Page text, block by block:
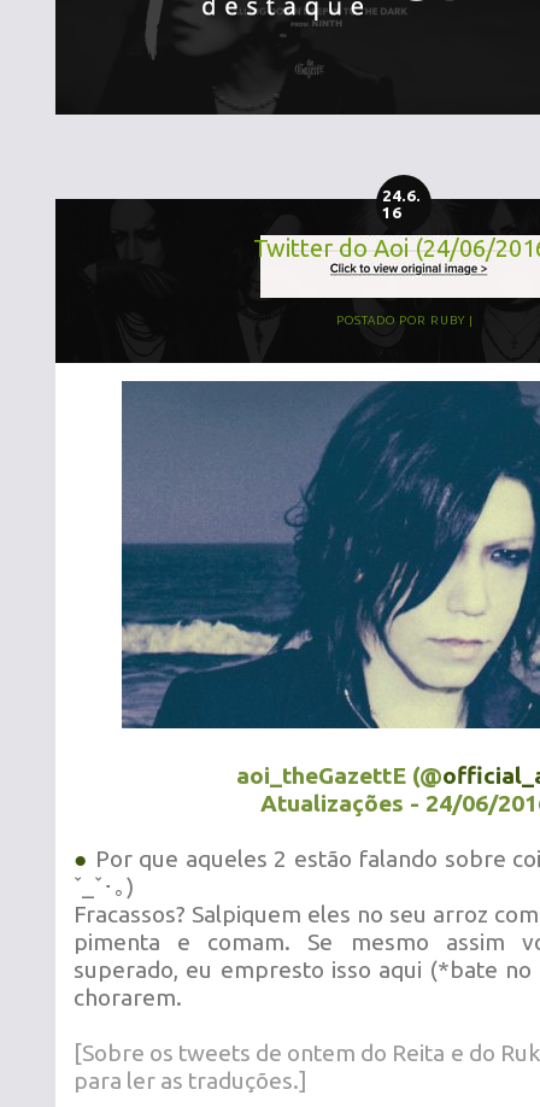
24.6.
16
Twitter do Aoi (24/06/
POSTADO POR RUBY
aoi_theGazettE (@
Atualizações - 24/06/
● Por que aqueles 2 estão falando sobre
ˇ_ˇ･｡)
Fracassos? Salpiquem eles no seu arroz
pimenta e comam. Se mesmo assim
superado, eu empresto isso aqui (*bate
chorarem.
[Sobre os tweets de ontem do Reita e do
para ler as traduções.]